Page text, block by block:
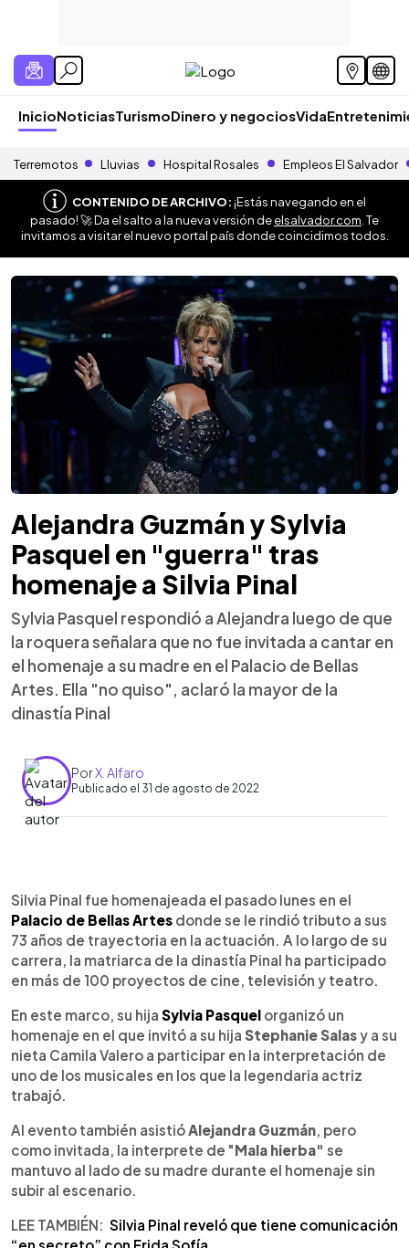
InicioNoticiasTurismoDinero y negociosVida
Terremotos Lluvias Hospital Rosales Empleos El Salvador
CONTENIDO DE ARCHIVO:¡Estás navegando en el
pasado! 🚀 Da el salto a la nueva versión deelsalvador.com . Te
invitamos a visitar el nuevo portal país donde coincidimos todos.
Alejandra Guzmán y Sylvia
Pasquel en "guerra" tras
homenaje a Silvia Pinal
Sylvia Pasquel respondió a Alejandra luego de que
la roquera señalara que no fue invitada a cantar en
el homenaje a su madre en el Palacio de Bellas
Artes. Ella "no quiso", aclaró la mayor de la
dinastía Pinal
PorX. Alfaro
Publicado el 31 de agosto de 2022
► Escuchar artículo
Silvia Pinal fue homenajeada el pasado lunes en el
Palacio de Bellas Artes donde se le rindió tributo a sus
73 años de trayectoria en la actuación. A lo largo de su
carrera, la matriarca de la dinastía Pinal ha participado
en más de 100 proyectos de cine, televisión y teatro.
En este marco, su hija Sylvia Pasquel organizó un
homenaje en el que invitó a su hija Stephanie Salasy a su
nieta Camila Valero a participar en la interpretación de
uno de los musicales en los que la legendaria actriz
trabajó.
Al evento también asistió Alejandra Guzmán , pero
como invitada, la interprete de "Mala hierba" se
mantuvo al lado de su madre durante el homenaje sin
subir al escenario.
LEE TAMBIÉN: Silvia Pinal reveló que tiene comunicación
“en secreto” con Frida Sofía